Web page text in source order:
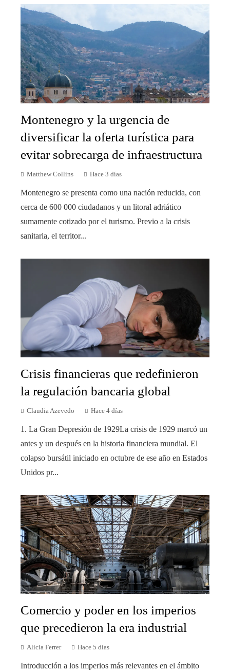
Montenegro y la urgencia de
diversificar la oferta turística para
evitar sobrecarga de infraestructura
Matthew Collins Hace 3 días
Montenegro se presenta como una nación reducida, con
cerca de 600 000 ciudadanos y un litoral adriático
sumamente cotizado por el turismo. Previo a la crisis
sanitaria, el territor...
Crisis financieras que redefinieron
la regulación bancaria global
Claudia Azevedo Hace 4 días
1. La Gran Depresión de 1929La crisis de 1929 marcó un
antes y un después en la historia financiera mundial. El
colapso bursátil iniciado en octubre de ese año en Estados
Unidos pr...
Comercio y poder en los imperios
que precedieron la era industrial
Alicia Ferrer Hace 5 días
Introducción a los imperios más relevantes en el ámbito